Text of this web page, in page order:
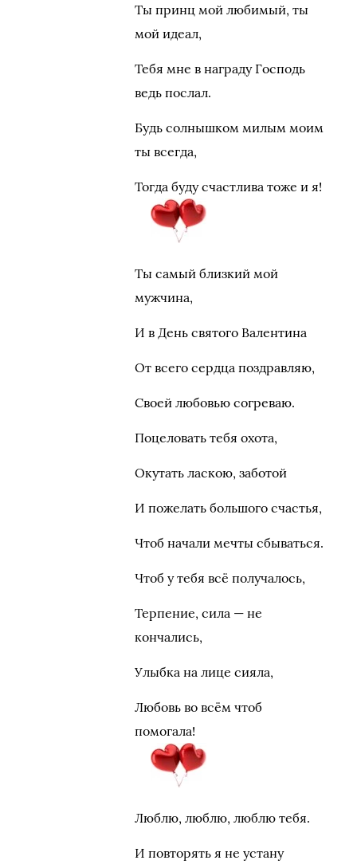
Ты принц мой любимый, ты
мой идеал,
Тебя мне в награду Господь
ведь послал.
Будь солнышком милым моим
ты всегда,
Тогда буду счастлива тоже и я!
Ты самый близкий мой
мужчина,
И в День святого Валентина
От всего сердца поздравляю,
Своей любовью согреваю.
Поцеловать тебя охота,
Окутать ласкою, заботой
И пожелать большого счастья,
Чтоб начали мечты сбываться.
Чтоб у тебя всё получалось,
Терпение, сила — не
кончались,
Улыбка на лице сияла,
Любовь во всём чтоб
помогала!
Люблю, люблю, люблю тебя.
И повторять я не устану